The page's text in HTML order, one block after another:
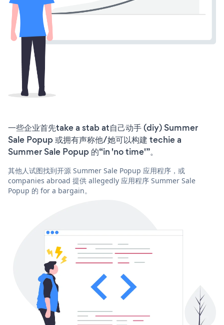
一些企业首先take a stab at自己动手 (diy) Summer
Sale Popup 或拥有声称他/她可以构建 techie a
Summer Sale Popup 的“in 'no time'”。
其他人试图找到开源 Summer Sale Popup 应用程序，或
companies abroad 提供 allegedly 应用程序 Summer Sale
Popup 的 for a bargain。